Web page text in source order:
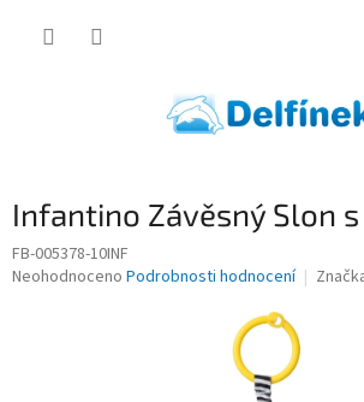
Infantino Závěsný Slon
FB-005378-10INF
Průměrné
Neohodnoceno Podrobnosti hodnocení